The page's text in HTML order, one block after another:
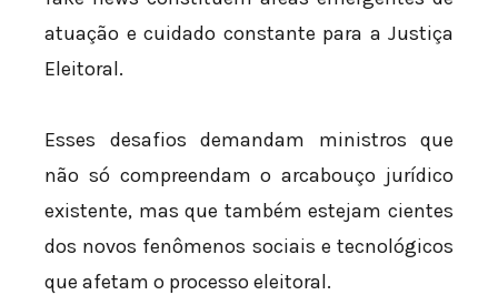
atuação e cuidado constante para a Justiça
Eleitoral.
Esses desafios demandam ministros que
não só compreendam o arcabouço jurídico
existente, mas que também estejam cientes
dos novos fenômenos sociais e tecnológicos
que afetam o processo eleitoral.